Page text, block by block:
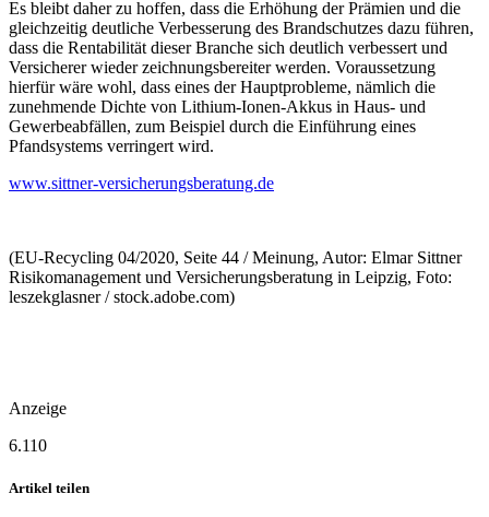
Es bleibt daher zu hoffen, dass die Erhöhung der Prämien und die
gleichzeitig deutliche Verbesserung des Brandschutzes dazu führen,
dass die Rentabilität dieser Branche sich deutlich verbessert und
Versicherer wieder zeichnungsbereiter werden. Voraussetzung
hierfür wäre wohl, dass eines der Hauptprobleme, nämlich die
zunehmende Dichte von Lithium-Ionen-Akkus in Haus- und
Gewerbeabfällen, zum Beispiel durch die Einführung eines
Pfandsystems verringert wird.
www.sittner-versicherungsberatung.de
(EU-Recycling 04/2020, Seite 44 / Meinung, Autor: Elmar Sittner
Risikomanagement und Versicherungsberatung in Leipzig, Foto:
leszekglasner / stock.adobe.com)
Anzeige
6.110
Artikel teilen